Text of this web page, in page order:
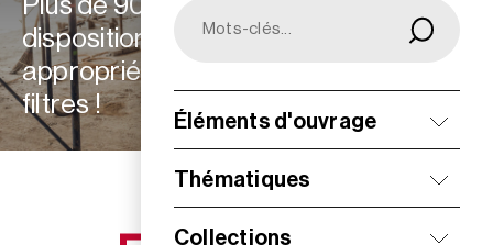
Éléments d'ouvrage
Thématiques
Collections
Plus de 900 ressources à votre
disposition : choisissez les plus
appropriées à vos besoins grâce aux
filtres !